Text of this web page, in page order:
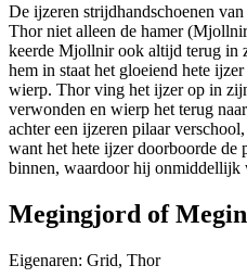
De ijzeren strijdhandschoenen
Thor niet alleen de hamer
keerde Mjollnir ook altijd terug in
hem in staat het gloeiend hete
wierp. Thor ving het ijzer op in
verwonden en wierp het terug
achter een ijzeren pilaar
want het hete ijzer doorboorde de
binnen, waardoor hij onmiddellijk
Megingjord of
Eigenaren: Grid, Thor